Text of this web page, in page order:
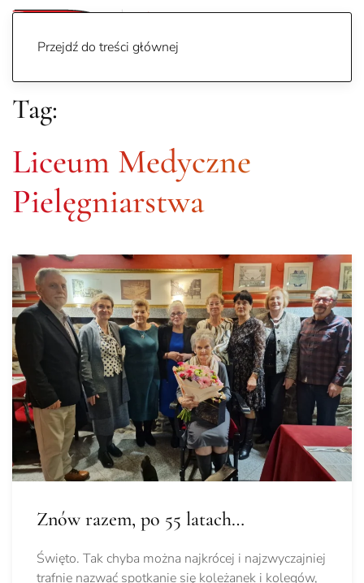
Przejdź do treści głównej
Tag:
Liceum Medyczne
Pielęgniarstwa
Znów razem, po 55 latach…
Święto. Tak chyba można najkrócej i najzwyczajniej
trafnie nazwać spotkanie się koleżanek i kolegów,